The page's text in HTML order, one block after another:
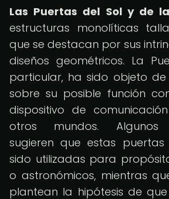
Las Puertas del Sol y de
estructuras monolíticas
que se destacan por sus
diseños geométricos. La
particular, ha sido objeto de
sobre su posible función
dispositivo de
otros mundos. Algunos
sugieren que estas
sido utilizadas para
o astronómicos, mientras
plantean la hipótesis de